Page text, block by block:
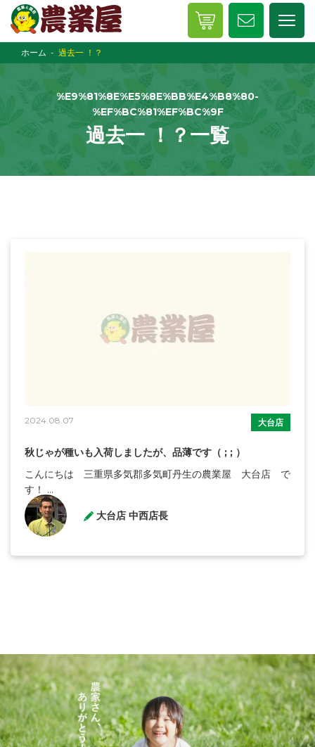
ホーム 過去一 ！？
%E9%81%8E%E5%8E%BB%E4%B8%80-
%EF%BC%81%EF%BC%9F
過去一 ！？一覧
2024.08.07 大台店
秋じゃが種いも入荷しましたが、品薄です（ ; ; ）
こんにちは 三重県多気郡多気町丹生の農業屋 大台店 で
す！ ...
大台店 中西店長